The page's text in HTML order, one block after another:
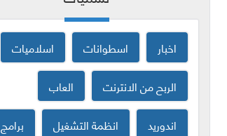
اخبار اسطوانات
اسلاميات
الربح من الانترنت
العاب
اندوريد
انظمة التشغيل
برامج